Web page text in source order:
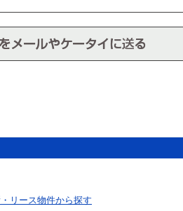
リース物件から探す